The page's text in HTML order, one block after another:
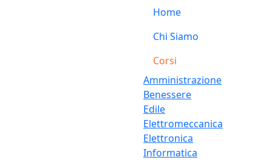
Home
Chi Siamo
Corsi
Amministrazione
Benessere
Edile
Elettromeccanica
Elettronica
Informatica